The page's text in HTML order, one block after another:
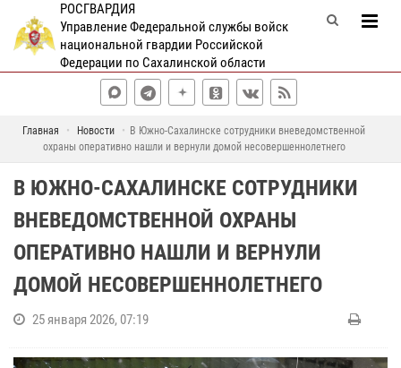
РОСГВАРДИЯ
Управление Федеральной службы войск
национальной гвардии Российской
Федерации по Сахалинской области
Главная Новости
В Южно-Сахалинске сотрудники вневедомственной
охраны оперативно нашли и вернули домой несовершеннолетнего
В ЮЖНО-САХАЛИНСКЕ СОТРУДНИКИ
ВНЕВЕДОМСТВЕННОЙ ОХРАНЫ
ОПЕРАТИВНО НАШЛИ И ВЕРНУЛИ
ДОМОЙ НЕСОВЕРШЕННОЛЕТНЕГО
25 января 2026, 07:19